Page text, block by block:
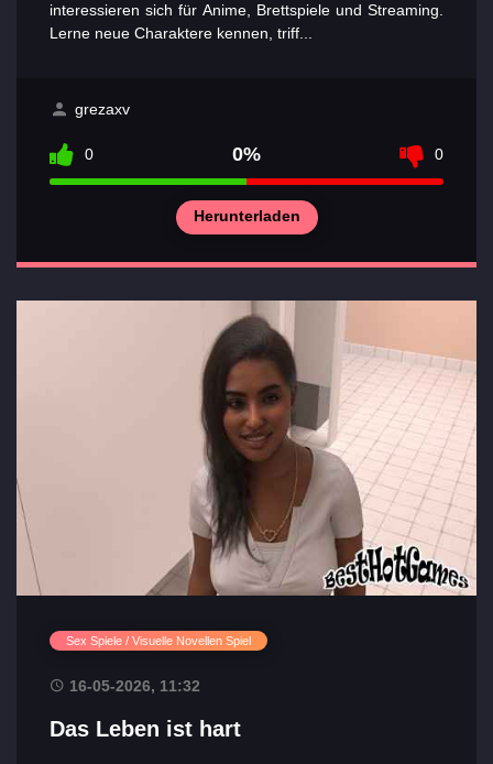
interessieren sich für Anime, Brettspiele und Streaming.
Lerne neue Charaktere kennen, triff...
grezaxv
0 0% 0
Herunterladen
Sex Spiele / Visuelle Novellen Spiel
16-05-2026, 11:32
Das Leben ist hart